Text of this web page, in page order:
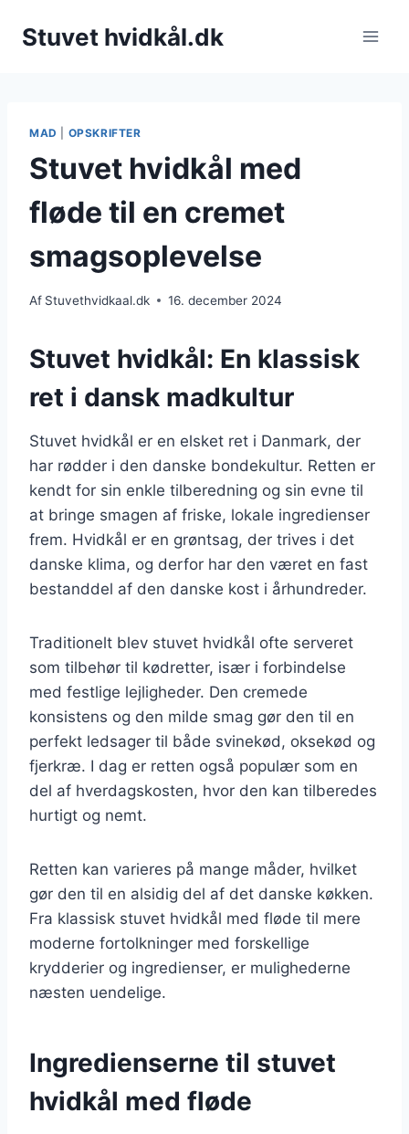
Stuvet hvidkål.dk
MAD OPSKRIFTER
Stuvet hvidkål med
fløde til en cremet
smagsoplevelse
Af Stuvethvidkaal.dk 16. december 2024
Stuvet hvidkål: En klassisk
ret i dansk madkultur
Stuvet hvidkål er en elsket ret i Danmark, der
har rødder i den danske bondekultur. Retten er
kendt for sin enkle tilberedning og sin evne til
at bringe smagen af friske, lokale ingredienser
frem. Hvidkål er en grøntsag, der trives i det
danske klima, og derfor har den været en fast
bestanddel af den danske kost i århundreder.
Traditionelt blev stuvet hvidkål ofte serveret
som tilbehør til kødretter, især i forbindelse
med festlige lejligheder. Den cremede
konsistens og den milde smag gør den til en
perfekt ledsager til både svinekød, oksekød og
fjerkræ. I dag er retten også populær som en
del af hverdagskosten, hvor den kan tilberedes
hurtigt og nemt.
Retten kan varieres på mange måder, hvilket
gør den til en alsidig del af det danske køkken.
Fra klassisk stuvet hvidkål med fløde til mere
moderne fortolkninger med forskellige
krydderier og ingredienser, er mulighederne
næsten uendelige.
Ingredienserne til stuvet
hvidkål med fløde